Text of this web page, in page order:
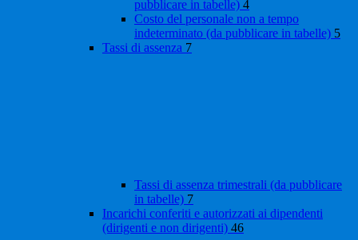
pubblicare in tabelle) 4
Costo del personale non a tempo
indeterminato (da pubblicare in tabelle) 5
Tassi di assenza 7
Tassi di assenza trimestrali (da pubblicare
in tabelle) 7
Incarichi conferiti e autorizzati ai dipendenti
(dirigenti e non dirigenti) 46